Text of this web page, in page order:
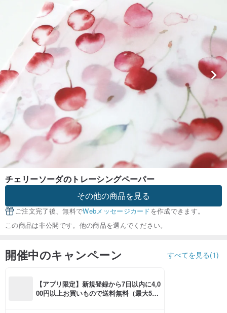
チェリーソーダのトレーシングペーパー
その他の商品を見る
ご注文完了後、無料でWebメッセージカードを作成できます。
この商品は非公開です。他の商品を選んでください。
開催中のキャンペーン すべてを見る(1)
【アプリ限定】新規登録から7日以内に4,0
00円以上お買いもので送料無料（最大500